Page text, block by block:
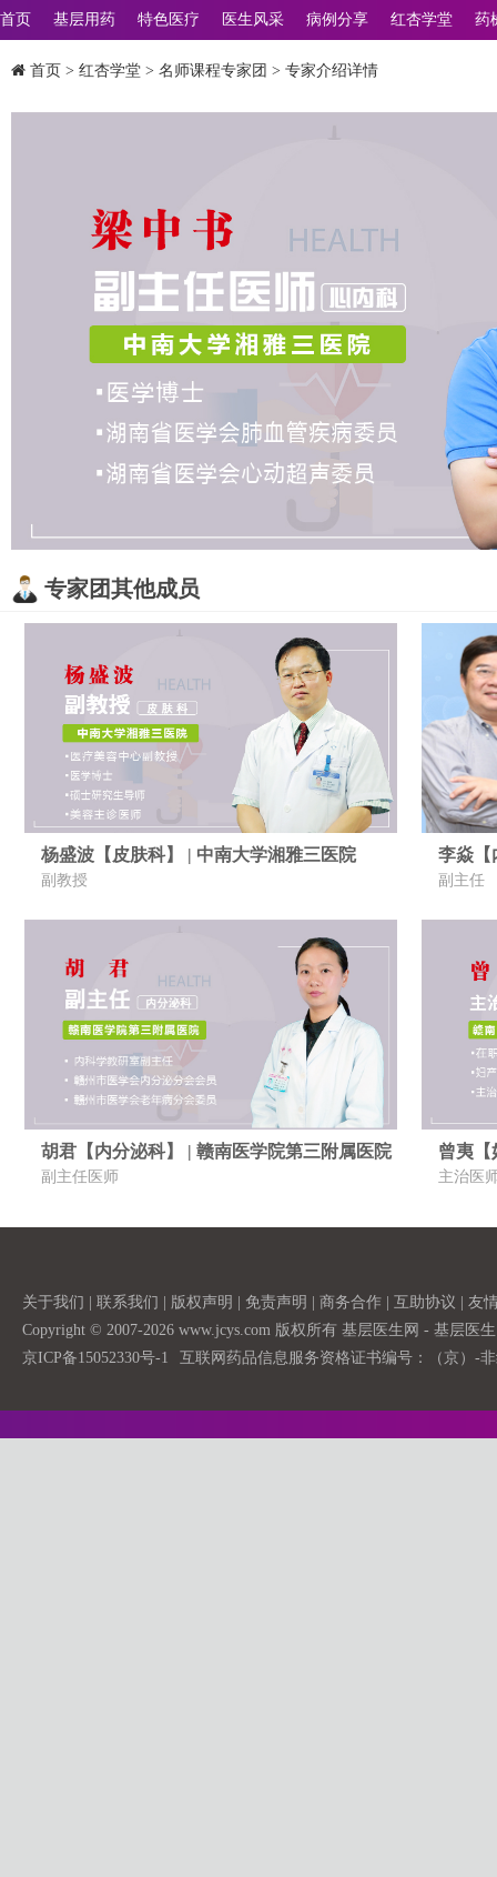
首页 基层用药 特色医疗 医生风采 病例分享 红杏学堂 药
首页 > 红杏学堂 > 名师课程专家团 > 专家介绍详情
专家团其他成员
杨盛波【皮肤科】 | 中南大学湘雅三医院
副教授
李焱【
副主任
胡君【内分泌科】 | 赣南医学院第三附属医院
副主任医师
曾夷【
主治医
关于我们 联系我们 版权声明 免责声明 商务合作 互助协议
友
Copyright © 2007-2026 www.jcys.com 版权所有 基层医生网 - 基层医
京ICP备15052330号-1
互联网药品信息服务资格证书编号：（京）-非